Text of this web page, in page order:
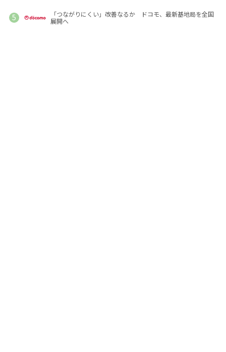
「つながりにくい」改善なるか ドコモ、最新基地局を全国
展開へ